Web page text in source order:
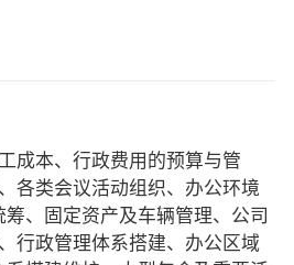
成本、行政费用的预算与管
各类会议活动组织、办公环境
、固定资产及车辆管理、公司
行政管理体系搭建、办公区域